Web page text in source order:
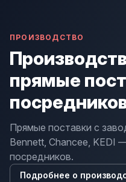
ПРОИЗВОДСТВО
прямые
Прямые поставки с
Bennett, Chancee, KEDI
посредников.
Подробнее о